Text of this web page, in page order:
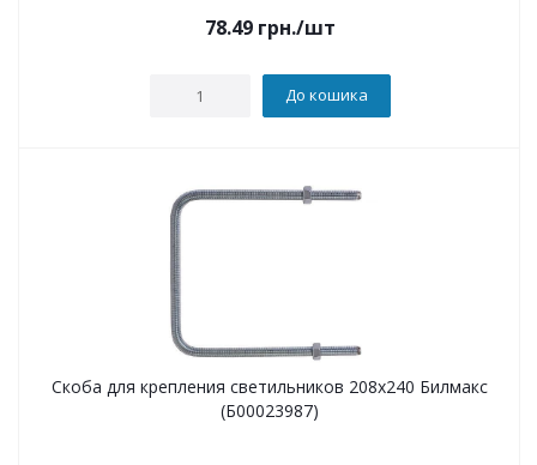
78.49грн./шт
До кошика
Скоба для крепления светильников 208х240 Билмакс
(Б00023987)